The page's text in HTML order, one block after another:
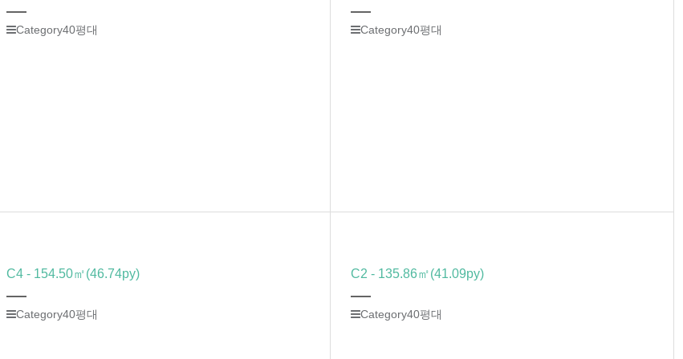
Category40평대 Category40평대
C4 - 154.50㎡(46.74py)
Category40평대
C2 - 135.86㎡(41.09py)
Category40평대